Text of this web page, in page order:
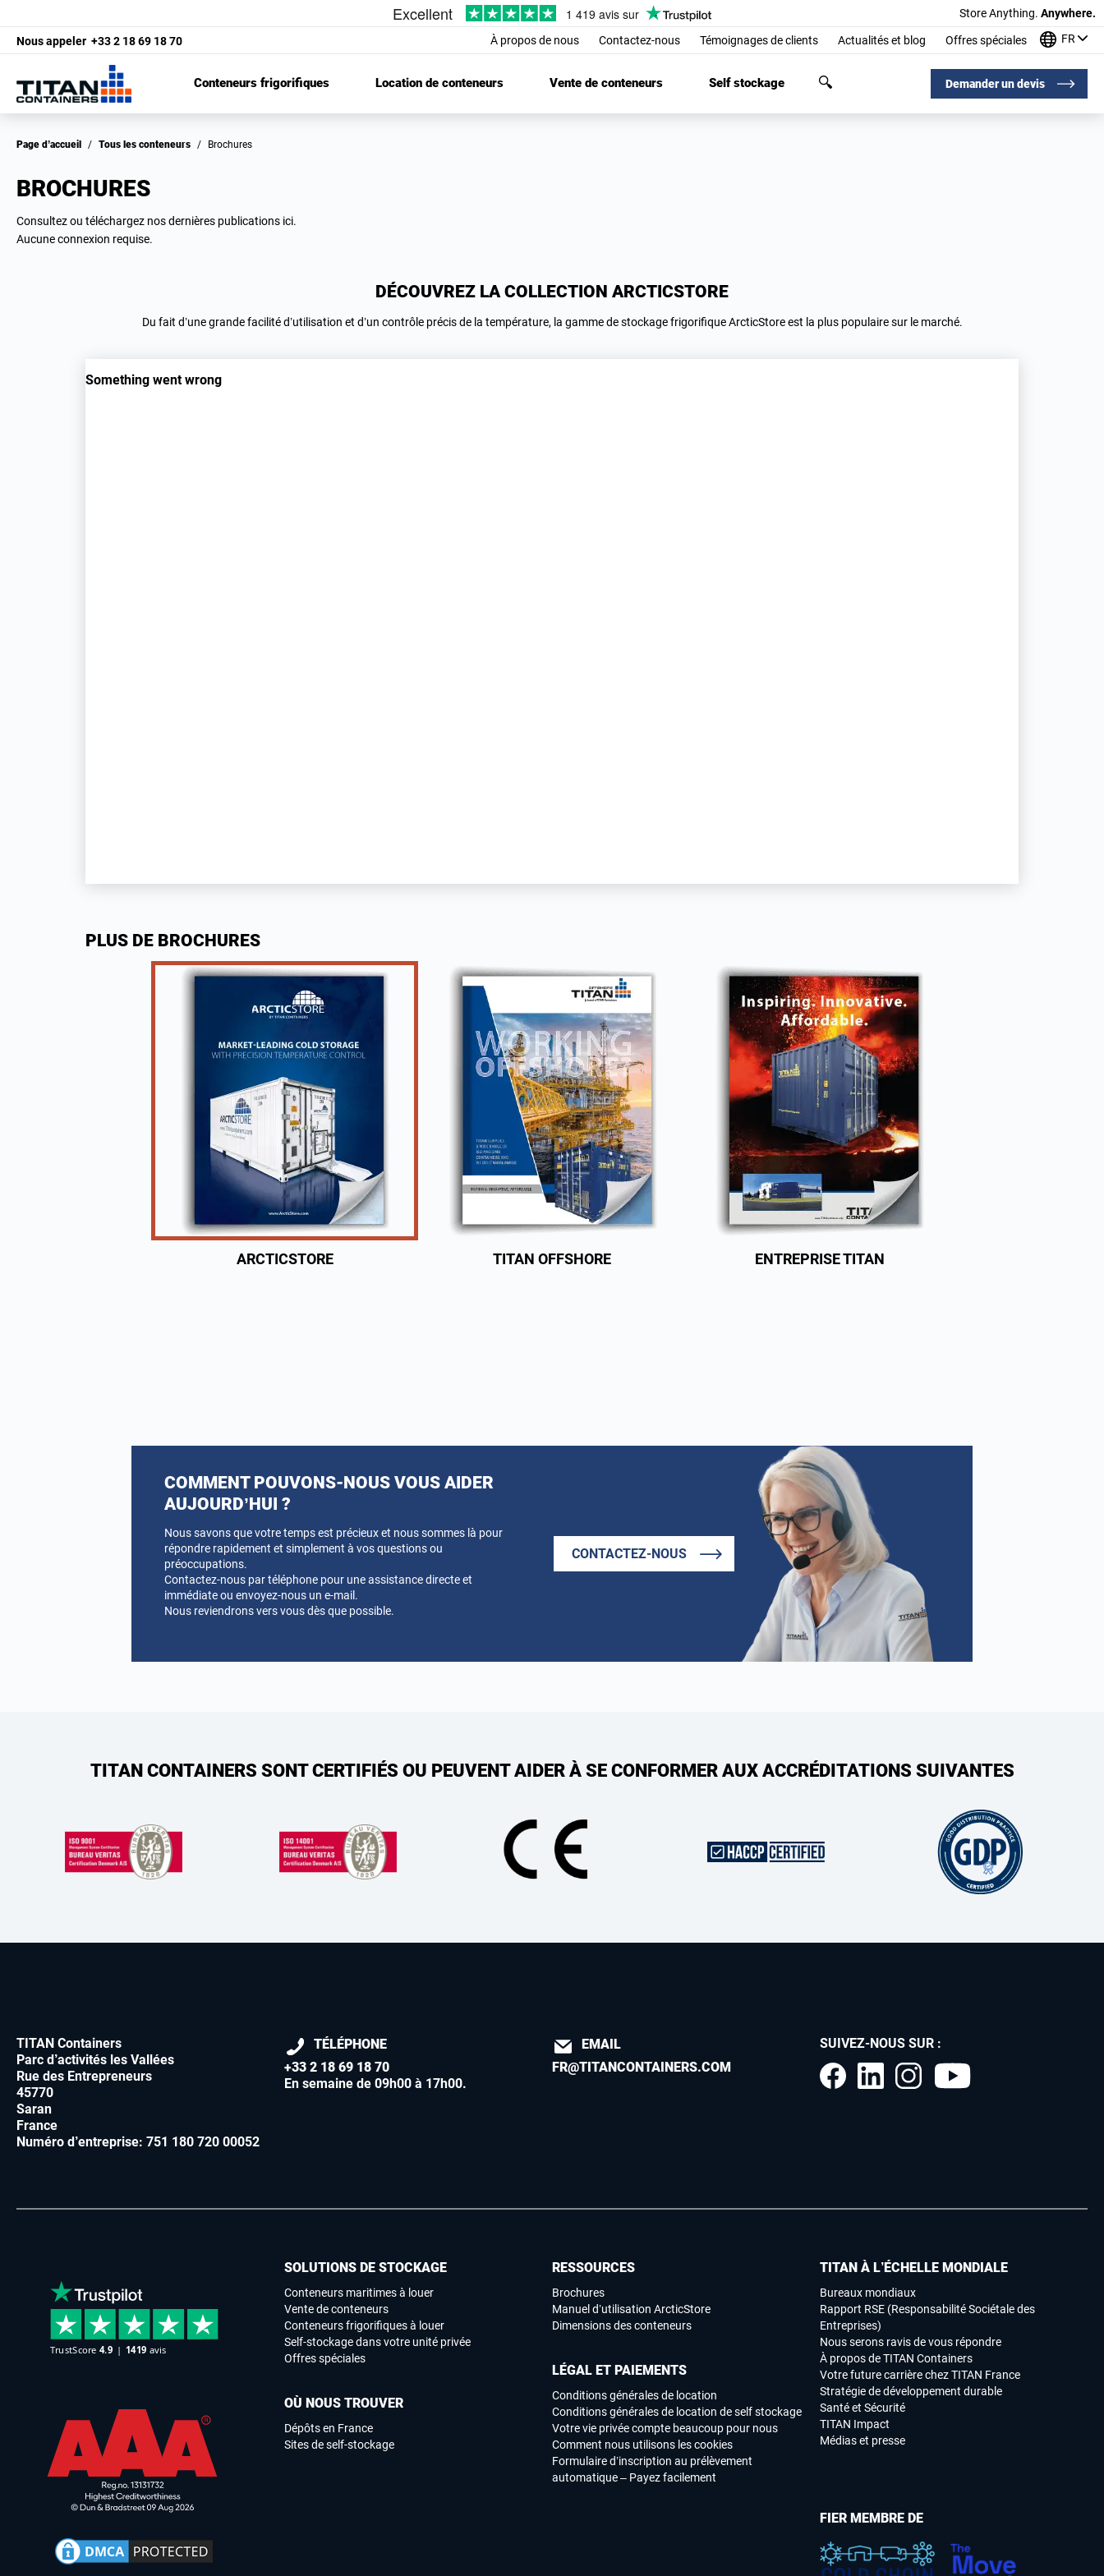
Store Anything. Anywhere.
Nous appeler +33 2 18 69 18 70 À propos de nous Contactez-nous Témoignages de clients Actualités et blog Offres spéciales FR
Conteneurs frigorifiques Location de conteneurs Vente de conteneurs Self stockage Demander un devis
Page d’accueil / Tous les conteneurs / Brochures
BROCHURES
Consultez ou téléchargez nos dernières publications ici.
Aucune connexion requise.
DÉCOUVREZ LA COLLECTION ARCTICSTORE
Du fait d’une grande facilité d’utilisation et d’un contrôle précis de la température, la gamme de stockage frigorifique ArcticStore est la plus populaire sur le marché.
PLUS DE BROCHURES
ARCTICSTORE TITAN OFFSHORE ENTREPRISE TITAN
COMMENT POUVONS-NOUS VOUS AIDER
AUJOURD’HUI ?
Nous savons que votre temps est précieux et nous sommes là pour
répondre rapidement et simplement à vos questions ou
préoccupations.
Contactez-nous par téléphone pour une assistance directe et
immédiate ou envoyez-nous un e-mail.
Nous reviendrons vers vous dès que possible.
CONTACTEZ-NOUS
TITAN CONTAINERS SONT CERTIFIÉS OU PEUVENT AIDER À SE CONFORMER AUX ACCRÉDITATIONS SUIVANTES
TITAN Containers
Parc d’activités les Vallées
Rue des Entrepreneurs
45770
Saran
France
Numéro d’entreprise: 751 180 720 00052
TÉLÉPHONE
+33 2 18 69 18 70
En semaine de 09h00 à 17h00.
EMAIL
FR@TITANCONTAINERS.COM
SUIVEZ-NOUS SUR :
SOLUTIONS DE STOCKAGE
Conteneurs maritimes à louer
Vente de conteneurs
Conteneurs frigorifiques à louer
Self-stockage dans votre unité privée
Offres spéciales
OÙ NOUS TROUVER
Dépôts en France
Sites de self-stockage
TITAN À L’ÉCHELLE MONDIALE
Bureaux mondiaux
Rapport RSE (Responsabilité Sociétale des
Entreprises)
Nous serons ravis de vous répondre
À propos de TITAN Containers
Votre future carrière chez TITAN France
Stratégie de développement durable
Santé et Sécurité
TITAN Impact
Médias et presse
RESSOURCES
Brochures
Manuel d’utilisation ArcticStore
Dimensions des conteneurs
LÉGAL ET PAIEMENTS
Conditions générales de location
Conditions générales de location de self stockage
Votre vie privée compte beaucoup pour nous
Comment nous utilisons les cookies
Formulaire d’inscription au prélèvement
automatique – Payez facilement
FIER MEMBRE DE